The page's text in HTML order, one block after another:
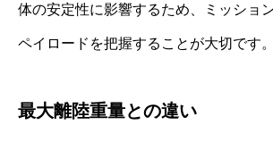
体の安定性に影響するため、ミッショ
ペイロードを把握することが大切です。
最大離陸重量との違い